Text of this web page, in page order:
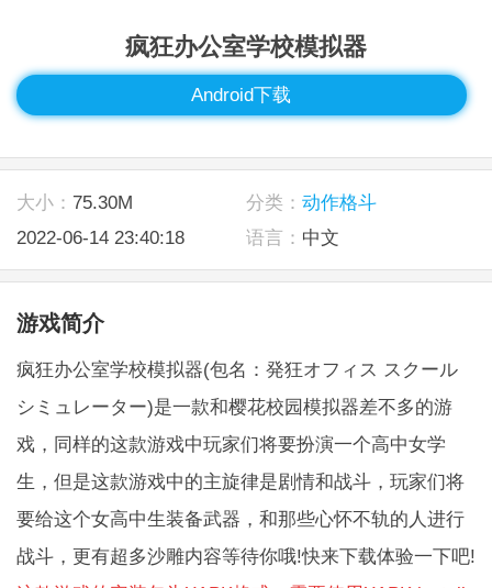
疯狂办公室学校模拟器
Android下载
大小： 75.30M 分类： 动作格斗
2022-06-14 23:40:18
语言： 中文
游戏简介
疯狂办公室学校模拟器(包名：発狂オフィス スクール
シミュレーター)是一款和樱花校园模拟器差不多的游
戏，同样的这款游戏中玩家们将要扮演一个高中女学
生，但是这款游戏中的主旋律是剧情和战斗，玩家们将
要给这个女高中生装备武器，和那些心怀不轨的人进行
战斗，更有超多沙雕内容等待你哦!快来下载体验一下吧!